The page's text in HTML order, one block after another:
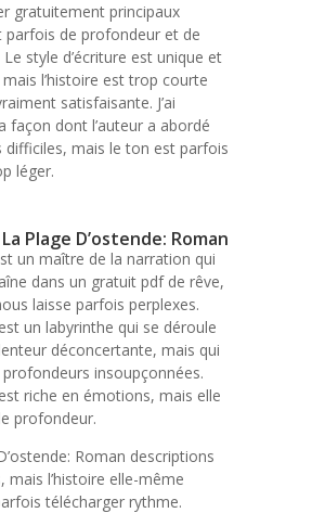
gratuitement principaux
parfois de profondeur et de
Le style d’écriture est unique et
l’histoire est trop courte
satisfaisante. J’ai
façon dont l’auteur a abordé
difficiles, mais le ton est parfois
léger.
Plage D’ostende: Roman
un maître de la narration qui
dans un gratuit pdf de rêve,
laisse parfois perplexes.
un labyrinthe qui se déroule
déconcertante, mais qui
insoupçonnées.
riche en émotions, mais elle
profondeur.
Roman descriptions
mais l’histoire elle-même
télécharger rythme.